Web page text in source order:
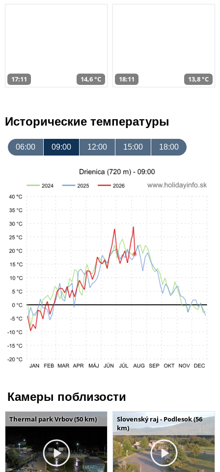
17:11 14,6 °C 18:11 13,8 °C
Исторические температуры
06:00 09:00 12:00 15:00 18:00
Камеры поблизости
Thermal park Vrbov (50 km)
Slovenský raj - Podlesok (56
km)